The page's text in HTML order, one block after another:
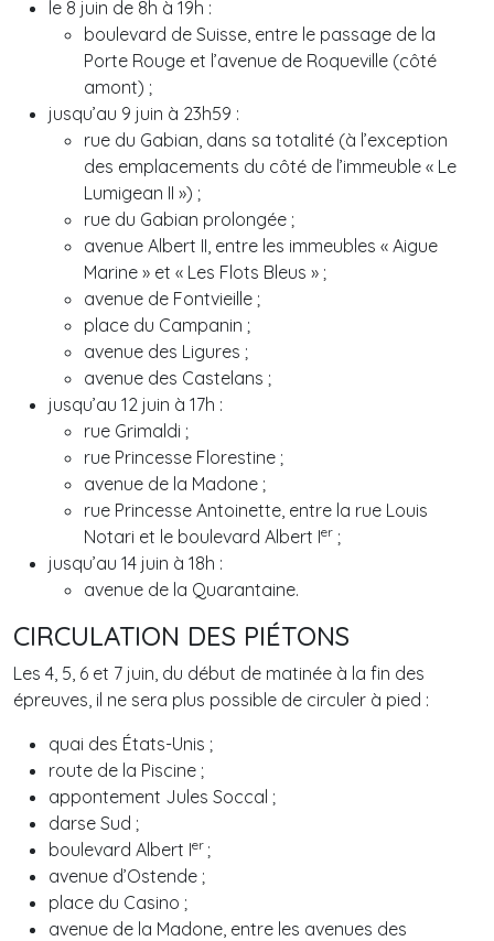
le 8 juin de 8h à 19h :
boulevard de Suisse, entre le passage de la
Porte Rouge et l’avenue de Roqueville (côté
amont) ;
jusqu’au 9 juin à 23h59 :
rue du Gabian, dans sa totalité (à l’exception
des emplacements du côté de l’immeuble « Le
Lumigean II ») ;
rue du Gabian prolongée ;
avenue Albert II, entre les immeubles « Aigue
Marine » et « Les Flots Bleus » ;
avenue de Fontvieille ;
place du Campanin ;
avenue des Ligures ;
avenue des Castelans ;
jusqu’au 12 juin à 17h :
rue Grimaldi ;
rue Princesse Florestine ;
avenue de la Madone ;
rue Princesse Antoinette, entre la rue Louis
Notari et le boulevard Albert Ier ;
jusqu’au 14 juin à 18h :
avenue de la Quarantaine.
CIRCULATION DES PIÉTONS
Les 4, 5, 6 et 7 juin, du début de matinée à la fin des
épreuves, il ne sera plus possible de circuler à pied :
quai des États-Unis ;
route de la Piscine ;
appontement Jules Soccal ;
darse Sud ;
boulevard Albert Ier ;
avenue d’Ostende ;
place du Casino ;
avenue de la Madone, entre les avenues des